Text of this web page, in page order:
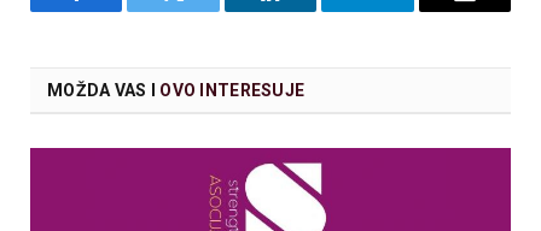
Facebook Twitter LinkedIn Telegram Email
MOŽDA VAS I OVO INTERESUJE